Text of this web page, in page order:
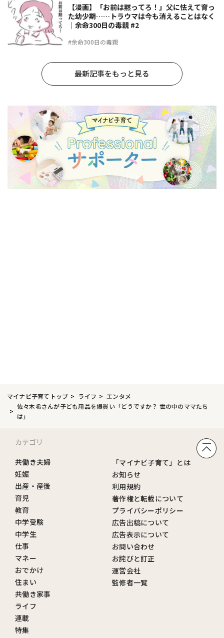
#余命300日の毒親
【漫画】「お前は黙ってろ！」父に怯えて育っ
た幼少期……トラウマは今も消えることはなく
｜余命300日の毒親 #2
最新記事をもっと見る
マイナビ子育てトップ ライフ
エンタメ
佐々木希さんが子ども用品を爆買い「どうですか？ 世の中のママたち
は」
カテゴリ
共働き夫婦
妊娠
出産・産後
育児
教育
中学受験
中学生
仕事
マネー
おでかけ
住まい
共働き家事
ライフ
連載
特集
「マイナビ子育て」とは
お知らせ
利用規約
著作権と転載について
プライバシーポリシー
広告出稿について
広告表示について
お問い合わせ
お詫びと訂正
運営会社
監修者一覧